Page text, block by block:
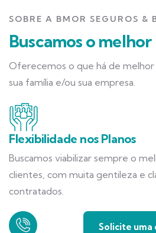
SOBRE A BMOR SEGUROS &
Buscamos o
Oferecemos o que há de
sua família e/ou sua empresa.
Flexibilidade nos Planos
Buscamos viabilizar sempre o
clientes, com muita gentileza e
contratados.
Solicite uma